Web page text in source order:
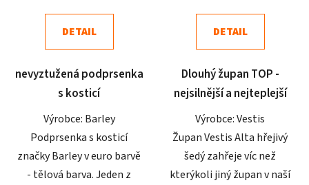
4,7
z
hvězdiček.
DETAIL
nevyztužená podprsenka
s kosticí
Výrobce: Barley
Podprsenka s kosticí
značky Barley v euro barvě
- tělová barva. Jeden z
4,5
z
hvězdiček.
DETAIL
Dlouhý župan TOP -
nejsilnější a nejteplejší
Výrobce: Vestis
Župan Vestis Alta hřejivý
šedý zahřeje víc než
kterýkoli jiný župan v naší